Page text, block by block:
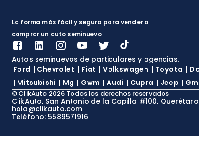
La forma más fácil y segura para vender o
comprar un auto seminuevo
Autos seminuevos de particulares y agencias.
Ford | Chevrolet | Fiat |Volkswagen | Toyota |
| Mitsubishi | Mg | Gwm |Audi | Cupra | Jeep |
© ClikAuto 2026 Todos los derechos reservados
ClikAuto, San Antonio de la Capilla #100,
hola@clikauto.com
Teléfono: 5589571916